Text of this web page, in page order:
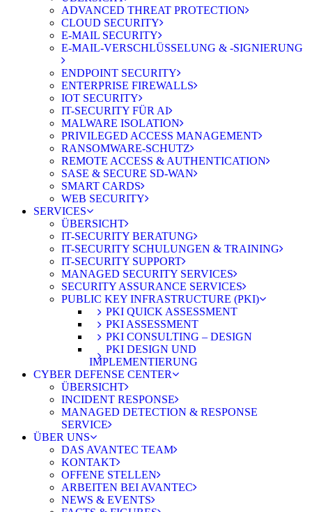
ADVANCED THREAT PROTECTION
CLOUD SECURITY
E-MAIL SECURITY
E-MAIL-VERSCHLÜSSELUNG & -SIGNIERUNG
ENDPOINT SECURITY
ENTERPRISE FIREWALLS
IOT SECURITY
IT-SECURITY FÜR AI
MALWARE ISOLATION
PRIVILEGED ACCESS MANAGEMENT
RANSOMWARE-SCHUTZ
REMOTE ACCESS & AUTHENTICATION
SASE & SECURE SD-WAN
SMART CARDS
WEB SECURITY
SERVICES
ÜBERSICHT
IT-SECURITY BERATUNG
IT-SECURITY SCHULUNGEN & TRAINING
IT-SECURITY SUPPORT
MANAGED SECURITY SERVICES
SECURITY ASSURANCE SERVICES
PUBLIC KEY INFRASTRUCTURE (PKI)
PKI QUICK ASSESSMENT
PKI ASSESSMENT
PKI CONSULTING – DESIGN
PKI DESIGN UND
IMPLEMENTIERUNG
CYBER DEFENSE CENTER
ÜBERSICHT
INCIDENT RESPONSE
MANAGED DETECTION & RESPONSE
SERVICE
ÜBER UNS
DAS AVANTEC TEAM
KONTAKT
OFFENE STELLEN
ARBEITEN BEI AVANTEC
NEWS & EVENTS